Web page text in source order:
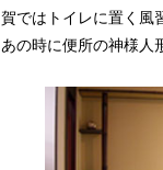
賀ではトイレに置く風
あの時に便所の神様人